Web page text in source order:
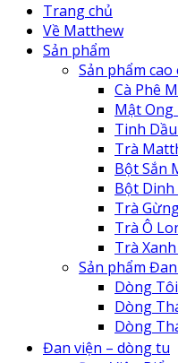
Trang chủ
Về Matthew
Sản phẩm
Sản phẩm
Cà Phê
Mật
Tinh
Trà
Bột Sắn
Bột
Trà
Trà Ô
Trà
Sản phẩm
Dòng
Dòng
Dòng
Đan Viện
Đan viện – dòng tu